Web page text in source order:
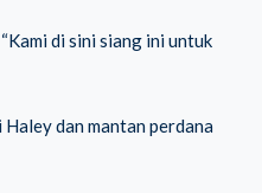
di sini siang ini untuk
dan mantan perdana